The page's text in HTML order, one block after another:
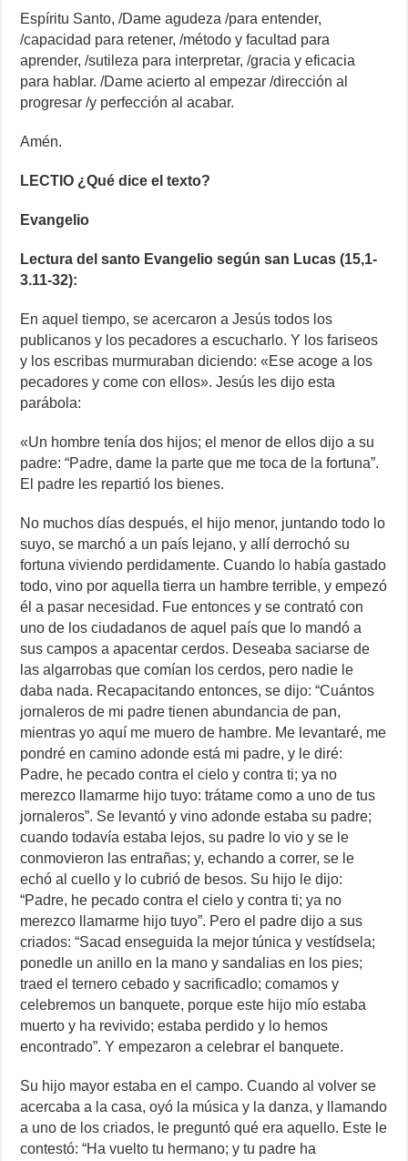
Espíritu Santo, /Dame agudeza /para entender,
/capacidad para retener, /método y facultad para
aprender, /sutileza para interpretar, /gracia y eficacia
para hablar. /Dame acierto al empezar /dirección al
progresar /y perfección al acabar.
Amén.
LECTIO ¿Qué dice el texto?
Evangelio
Lectura del santo Evangelio según san Lucas (15,1-
3.11-32):
En aquel tiempo, se acercaron a Jesús todos los
publicanos y los pecadores a escucharlo. Y los fariseos
y los escribas murmuraban diciendo: «Ese acoge a los
pecadores y come con ellos». Jesús les dijo esta
parábola:
«Un hombre tenía dos hijos; el menor de ellos dijo a su
padre: “Padre, dame la parte que me toca de la fortuna”.
El padre les repartió los bienes.
No muchos días después, el hijo menor, juntando todo lo
suyo, se marchó a un país lejano, y allí derrochó su
fortuna viviendo perdidamente. Cuando lo había gastado
todo, vino por aquella tierra un hambre terrible, y empezó
él a pasar necesidad. Fue entonces y se contrató con
uno de los ciudadanos de aquel país que lo mandó a
sus campos a apacentar cerdos. Deseaba saciarse de
las algarrobas que comían los cerdos, pero nadie le
daba nada. Recapacitando entonces, se dijo: “Cuántos
jornaleros de mi padre tienen abundancia de pan,
mientras yo aquí me muero de hambre. Me levantaré, me
pondré en camino adonde está mi padre, y le diré:
Padre, he pecado contra el cielo y contra ti; ya no
merezco llamarme hijo tuyo: trátame como a uno de tus
jornaleros”. Se levantó y vino adonde estaba su padre;
cuando todavía estaba lejos, su padre lo vio y se le
conmovieron las entrañas; y, echando a correr, se le
echó al cuello y lo cubrió de besos. Su hijo le dijo:
“Padre, he pecado contra el cielo y contra ti; ya no
merezco llamarme hijo tuyo”. Pero el padre dijo a sus
criados: “Sacad enseguida la mejor túnica y vestídsela;
ponedle un anillo en la mano y sandalias en los pies;
traed el ternero cebado y sacrificadlo; comamos y
celebremos un banquete, porque este hijo mío estaba
muerto y ha revivido; estaba perdido y lo hemos
encontrado”. Y empezaron a celebrar el banquete.
Su hijo mayor estaba en el campo. Cuando al volver se
acercaba a la casa, oyó la música y la danza, y llamando
a uno de los criados, le preguntó qué era aquello. Este le
contestó: “Ha vuelto tu hermano; y tu padre ha